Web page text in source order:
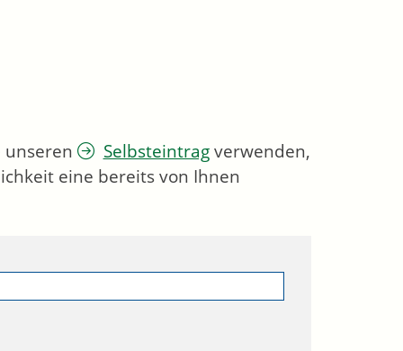
unseren Selbsteintragverwenden,
eine bereits von Ihnen